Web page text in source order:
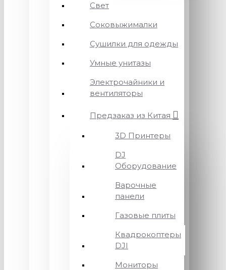
Свет
Соковыжималки
Сушилки для одежды
Умные унитазы
Электрочайники и
вентиляторы
Предзаказ из Китая
3D Принтеры
DJ
Оборудование
Варочные
панели
Газовые плиты
Квадрокоптеры
DJI
Мониторы